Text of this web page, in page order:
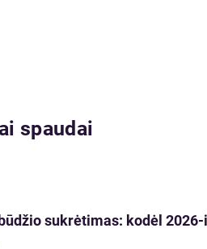
spaudai
sukrėtimas: kodėl